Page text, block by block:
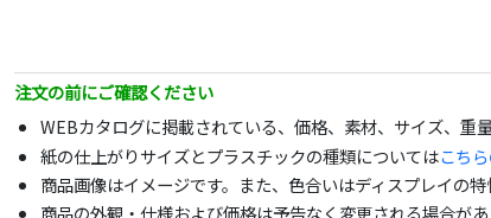
注文の前にご確認ください
WEBカタログに掲載されている、価格、素材、サイズ、重
紙の仕上がりサイズとプラスチックの種類についてはこち
商品画像はイメージです。また、色合いはディスプレイの
商品の外観・仕様および価格は予告なく変更される場合があ